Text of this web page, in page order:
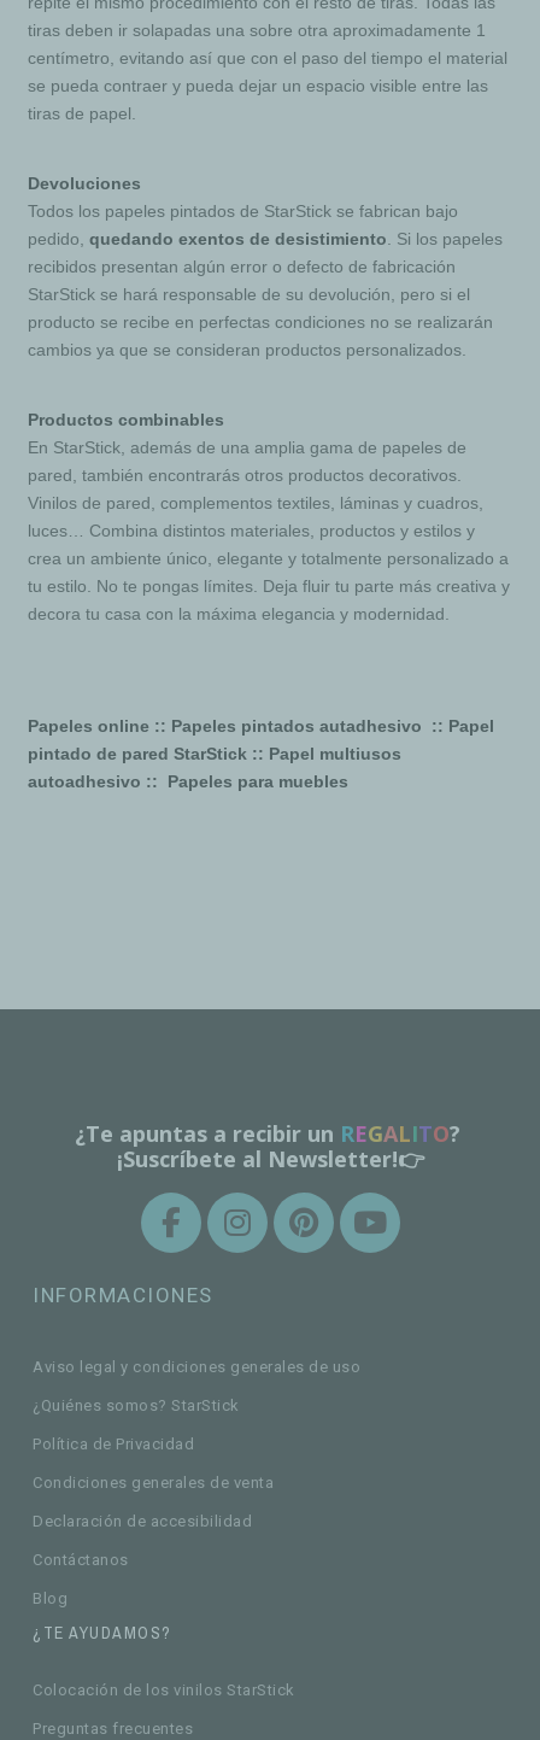
tiras deben ir solapadas una sobre otra aproximadamente 1
centímetro, evitando así que con el paso del tiempo el material
se pueda contraer y pueda dejar un espacio visible entre las
tiras de papel.
Devoluciones
Todos los papeles pintados de StarStick se fabrican bajo
pedido,quedando exentos de desistimiento. Si los papeles
recibidos presentan algún error o defecto de fabricación
StarStick se hará responsable de su devolución, pero si el
producto se recibe en perfectas condiciones no se realizarán
cambios ya que se consideran productos personalizados.
Productos combinables
En StarStick, además de una amplia gama de papeles de
pared, también encontrarás otros productos decorativos.
Vinilos de pared, complementos textiles, láminas y cuadros,
luces… Combina distintos materiales, productos y estilos y
crea un ambiente único, elegante y totalmente personalizado a
tu estilo. No te pongas límites. Deja fluir tu parte más creativa y
decora tu casa con la máxima elegancia y modernidad.
Papeles online :: Papeles pintados autadhesivo :: Papel
pintado de pared StarStick :: Papel multiusos
autoadhesivo :: Papeles para muebles
¿Te apuntas a recibir un REGALITO?
¡Suscríbete al Newsletter!👉
INFORMACIONES
Aviso legal y condiciones generales de uso
¿Quiénes somos? StarStick
Política de Privacidad
Condiciones generales de venta
Declaración de accesibilidad
Contáctanos
Blog
¿TE AYUDAMOS?
Colocación de los vinilos StarStick
Preguntas frecuentes